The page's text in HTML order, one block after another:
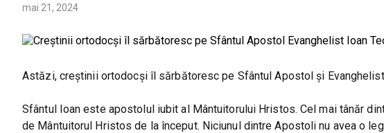
mai 21, 2024
Astăzi, creștinii ortodocși îl sărbătoresc pe Sfântul Apostol și
Sfântul Ioan este apostolul iubit al Mântuitorului Hristos. Cel mai tânăr
de Mântuitorul Hristos de la început. Niciunul dintre Apostoli nu avea o